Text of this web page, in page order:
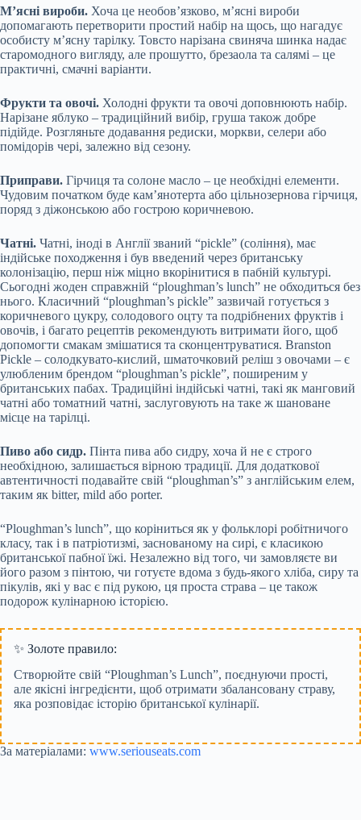
М’ясні вироби. Хоча це необов’язково, м’ясні вироби
допомагають перетворити простий набір на щось, що нагадує
особисту м’ясну тарілку. Товсто нарізана свиняча шинка надає
старомодного вигляду, але прошутто, брезаола та салямі – це
практичні, смачні варіанти.
Фрукти та овочі. Холодні фрукти та овочі доповнюють набір.
Нарізане яблуко – традиційний вибір, груша також добре
підійде. Розгляньте додавання редиски, моркви, селери або
помідорів чері, залежно від сезону.
Приправи. Гірчиця та солоне масло – це необхідні елементи.
Чудовим початком буде кам’янотерта або цільнозернова гірчиця,
поряд з діжонською або гострою коричневою.
Чатні. Чатні, іноді в Англії званий “pickle” (соління), має
індійське походження і був введений через британську
колонізацію, перш ніж міцно вкорінитися в пабній культурі.
Сьогодні жоден справжній “ploughman’s lunch” не обходиться без
нього. Класичний “ploughman’s pickle” зазвичай готується з
коричневого цукру, солодового оцту та подрібнених фруктів і
овочів, і багато рецептів рекомендують витримати його, щоб
допомогти смакам змішатися та сконцентруватися. Branston
Pickle – солодкувато-кислий, шматочковий реліш з овочами – є
улюбленим брендом “ploughman’s pickle”, поширеним у
британських пабах. Традиційні індійські чатні, такі як манговий
чатні або томатний чатні, заслуговують на таке ж шановане
місце на тарілці.
Пиво або сидр. Пінта пива або сидру, хоча й не є строго
необхідною, залишається вірною традиції. Для додаткової
автентичності подавайте свій “ploughman’s” з англійським елем,
таким як bitter, mild або porter.
“Ploughman’s lunch”, що коріниться як у фольклорі робітничого
класу, так і в патріотизмі, заснованому на сирі, є класикою
британської пабної їжі. Незалежно від того, чи замовляєте ви
його разом з пінтою, чи готуєте вдома з будь-якого хліба, сиру та
пікулів, які у вас є під рукою, ця проста страва – це також
подорож кулінарною історією.
✨ Золоте правило:
Створюйте свій “Ploughman’s Lunch”, поєднуючи прості,
але якісні інгредієнти, щоб отримати збалансовану страву,
яка розповідає історію британської кулінарії.
За матеріалами: www.seriouseats.com